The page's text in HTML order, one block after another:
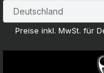
Zum Hauptinhalt
Preise inkl. MwSt. für